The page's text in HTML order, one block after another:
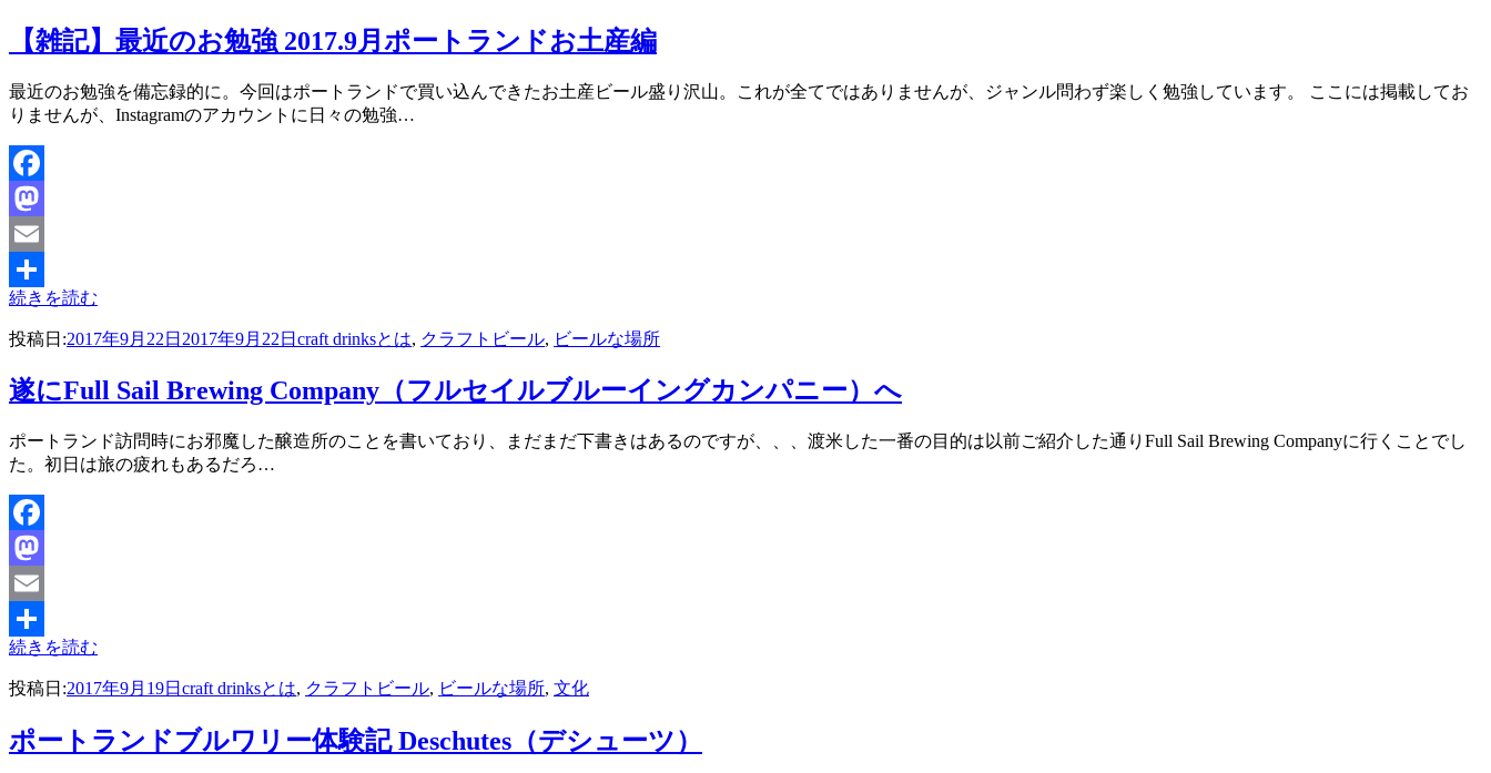
【雑記】最近のお勉強 2017.9月ポートランドお土産編
投稿者master
最近のお勉強を備忘録的に。今回はポートランドで買い込んできたお土産ビール盛り沢山。これが全てではありませんが、ジャンル問わず楽しく勉強しています。 ここには掲載してお
りませんが、Instagramのアカウントに日々の勉強…
Facebook
Mastodon
Email
共
有
続きを読む
投稿日:2017年9月22日 2017年9月22日 craft drinksとは, クラフトビール, ビールな場所
遂にFull Sail Brewing Company（フルセイルブルーイングカンパニー）へ
投稿者master
ポートランド訪問時にお邪魔した醸造所のことを書いており、まだまだ下書きはあるのですが、、、渡米した一番の目的は以前ご紹介した通りFull Sail Brewing Companyに行くことでし
た。初日は旅の疲れもあるだろ…
Facebook
Mastodon
Email
共
有
続きを読む
投稿日:2017年9月19日 craft drinksとは, クラフトビール, ビールな場所, 文化
ポートランドブルワリー体験記 Deschutes（デシューツ）